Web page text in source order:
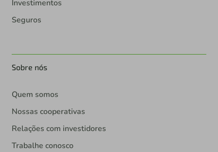
Investimentos
Seguros
Sobre nós
Quem somos
Nossas cooperativas
Relações com investidores
Trabalhe conosco